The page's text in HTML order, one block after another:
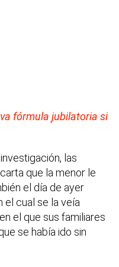
fórmula jubilatoria si
las
que la menor le
el día de ayer
el cual se la veía
el que sus familiares
se había ido sin